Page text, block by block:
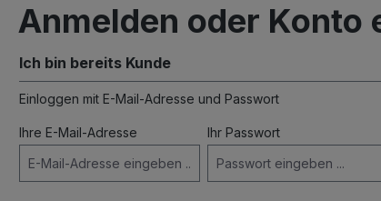
Anmelden oder Konto
Ich bin bereits Kunde
Einloggen mit E-Mail-Adresse und Passwort
Ihre E-Mail-Adresse Ihr Passwort